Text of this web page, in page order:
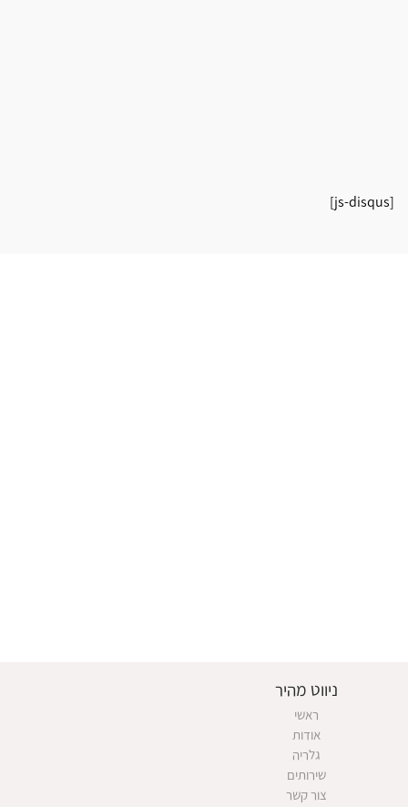
[js-disqus]
ניווט מהיר
ראשי
אודות
גלריה
שירותים
צור קשר